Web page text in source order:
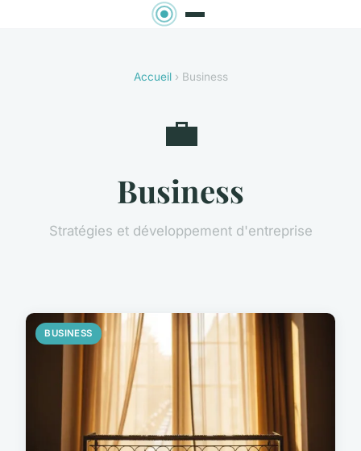
Accueil› Business
💼
Business
Stratégies et développement d'entreprise
BUSINESS